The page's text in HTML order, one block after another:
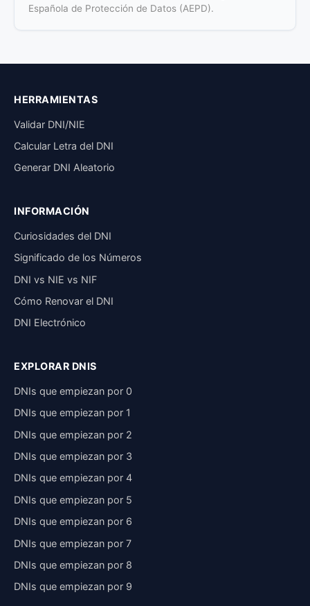
Española de Protección de Datos (AEPD).
HERRAMIENTAS
Validar DNI/NIE
Calcular Letra del DNI
Generar DNI Aleatorio
INFORMACIÓN
Curiosidades del DNI
Significado de los Números
DNI vs NIE vs NIF
Cómo Renovar el DNI
DNI Electrónico
EXPLORAR DNIS
DNIs que empiezan por 0
DNIs que empiezan por 1
DNIs que empiezan por 2
DNIs que empiezan por 3
DNIs que empiezan por 4
DNIs que empiezan por 5
DNIs que empiezan por 6
DNIs que empiezan por 7
DNIs que empiezan por 8
DNIs que empiezan por 9